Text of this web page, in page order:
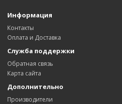
Информация
Контакты
Оплата и Доставка
Служба поддержки
Обратная связь
Карта сайта
Дополнительно
Производители